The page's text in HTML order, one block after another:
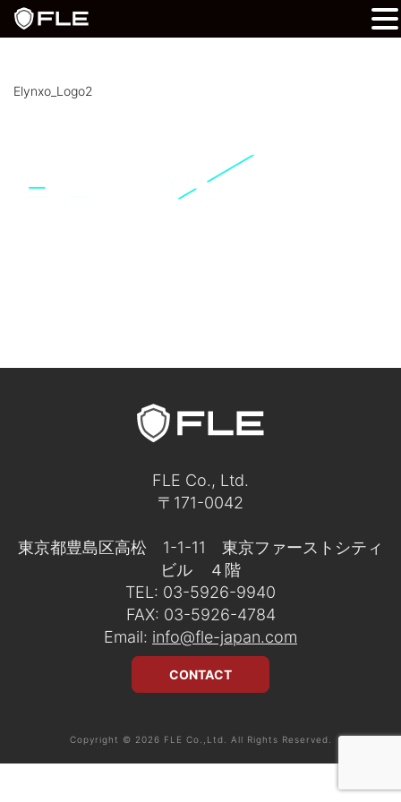
Elynxo_Logo2
FLE Co., Ltd.
〒171-0042
東京都豊島区高松 1-1-11 東京ファーストシティ
ビル ４階
TEL: 03-5926-9940
FAX: 03-5926-4784
Email: info@fle-japan.com
CONTACT
Copyright © 2026 FLE Co.,Ltd. All Rights Reserved.